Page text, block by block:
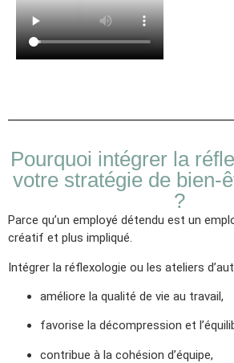
Pourquoi intégrer la
votre stratégie de bien-
?
Parce qu’un employé détendu est un
créatif et plus impliqué.
Intégrer la réflexologie ou les ateliers
améliore la qualité de vie au travail,
favorise la décompression et
contribue à la cohésion d’équipe,